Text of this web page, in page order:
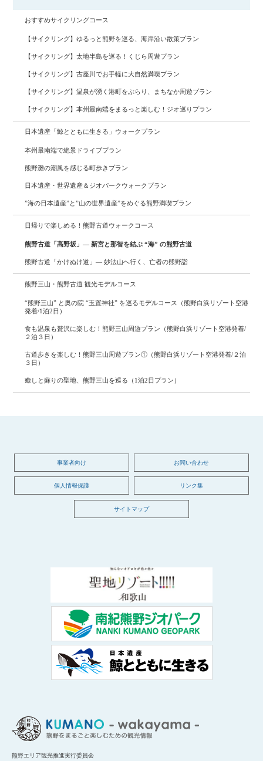
おすすめサイクリングコース
【サイクリング】ゆるっと熊野を巡る、海岸沿い散策プラン
【サイクリング】太地半島を巡る！くじら周遊プラン
【サイクリング】古座川でお手軽に大自然満喫プラン
【サイクリング】温泉が湧く港町をぶらり、まちなか周遊プラン
【サイクリング】本州最南端をまるっと楽しむ！ジオ巡りプラン
日本遺産「鯨とともに生きる」ウォークプラン
本州最南端で絶景ドライブプラン
熊野灘の潮風を感じる町歩きプラン
日本遺産・世界遺産＆ジオパークウォークプラン
”海の日本遺産”と”山の世界遺産”をめぐる熊野満喫プラン
日帰りで楽しめる！熊野古道ウォークコース
熊野古道「高野坂」― 新宮と那智を結ぶ “海” の熊野古道
熊野古道「かけぬけ道」― 妙法山へ行く、亡者の熊野詣
熊野三山・熊野古道 観光モデルコース
“熊野三山” と奥の院 “玉置神社” を巡るモデルコース（熊野白浜リゾート空港
発着/1泊2日）
食も温泉も贅沢に楽しむ！熊野三山周遊プラン（熊野白浜リゾート空港発着/
２泊３日）
古道歩きを楽しむ！熊野三山周遊プラン①（熊野白浜リゾート空港発着/２泊
３日）
癒しと蘇りの聖地、熊野三山を巡る（1泊2日プラン）
熊野エリア観光推進実行委員会
事業者向け お問い合わせ
個人情報保護 リンク集
サイトマップ